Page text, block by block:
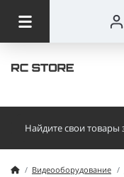
Видеооборудование